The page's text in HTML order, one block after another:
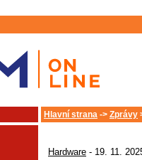
Hlavní strana -> Zprávy
Hardware - 19. 11.